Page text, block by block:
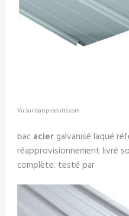
Vu sur batiproduits.com
bac aciergalvanisé laqué
réapprovisionnement livré
complète. testé par